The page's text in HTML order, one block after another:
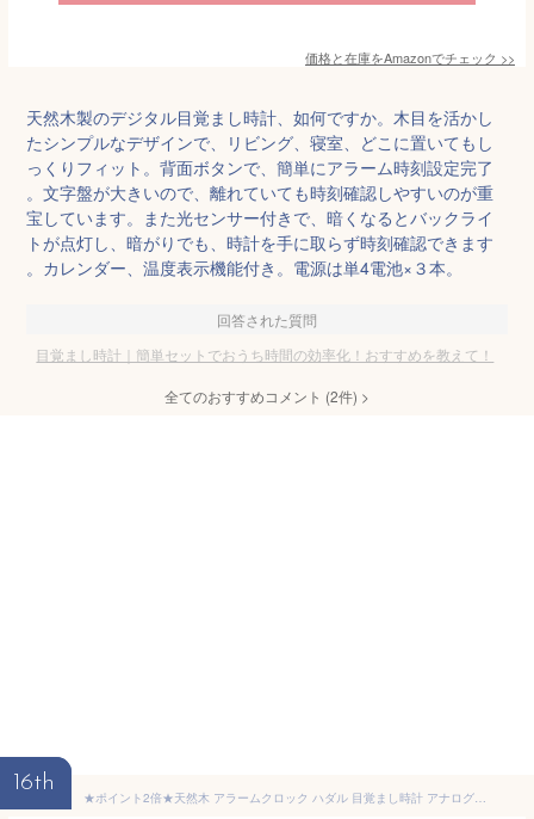
価格と在庫をAmazonでチェック >>
天然木製のデジタル目覚まし時計、如何ですか。木目を活かし
たシンプルなデザインで、リビング、寝室、どこに置いてもし
っくりフィット。背面ボタンで、簡単にアラーム時刻設定完了
。文字盤が大きいので、離れていても時刻確認しやすいのが重
宝しています。また光センサー付きで、暗くなるとバックライ
トが点灯し、暗がりでも、時計を手に取らず時刻確認できます
。カレンダー、温度表示機能付き。電源は単4電池×３本。
回答された質問
目覚まし時計｜簡単セットでおうち時間の効率化！おすすめを教えて！
全てのおすすめコメント (2件) >
16th
★ポイント2倍★天然木 アラームクロック ハダル 目覚まし時計 アナログ バックライト 置き時計 目覚まし 木製 北欧 置時計 コンパクト インテリア シンプル 光る 木目 レトロ 静か リビング おしゃれ 小さい かわいい ケース 一人 オシャレ モダン デザイン 人気